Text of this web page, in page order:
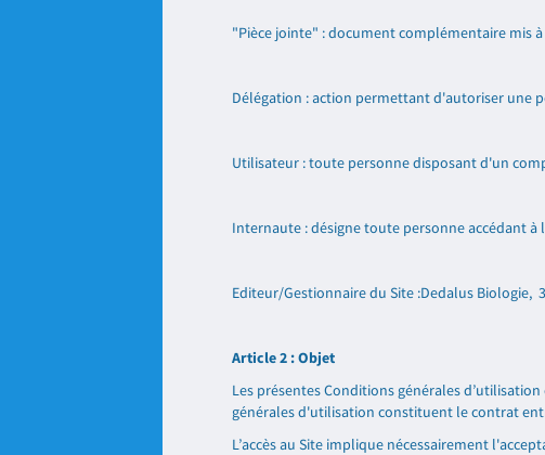
"Pièce jointe" : document complémentaire mis
Délégation : action permettant d'autoriser une
Utilisateur : toute personne disposant d'un
Internaute : désigne toute personne accédant
Editeur/Gestionnaire du Site :Dedalus Biologie,
Article 2 : Objet
Les présentes Conditions générales
générales d'utilisation constituent le contrat
L’accès au Site implique nécessairement